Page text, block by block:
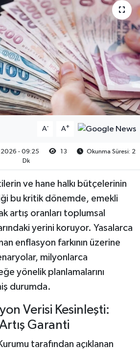
A- A+
- 09:25 13
Okunma Süresi: 2
Dk
ve hane halkı bütçelerinin
bu kritik dönemde, emekli
artış oranları toplumsal
yerini koruyor. Yasalarca
enflasyon farkının üzerine
milyonlarca
yönelik planlamalarını
durumda.
Verisi Kesinleşti:
Garanti
tarafından açıklanan